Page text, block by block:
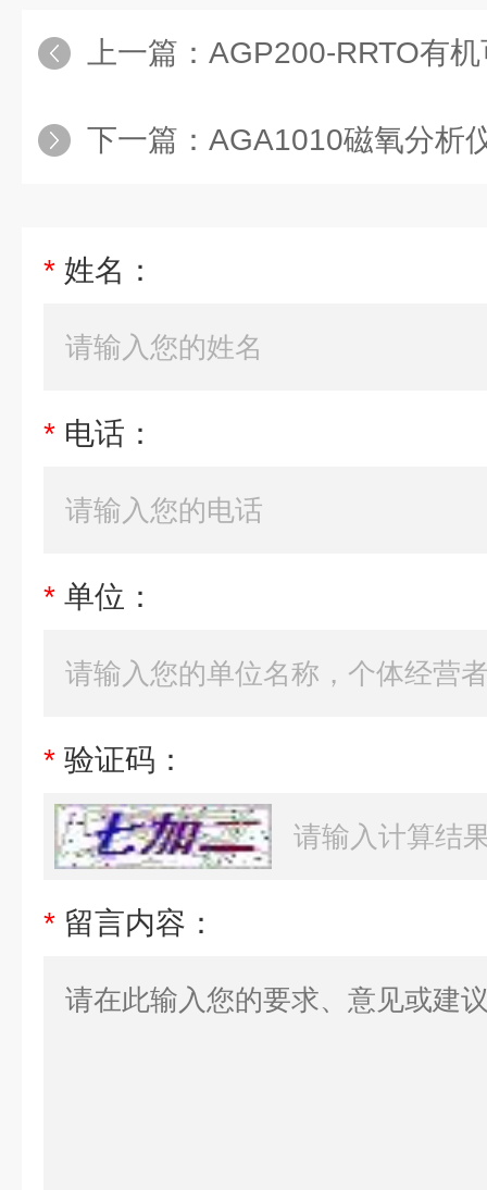
上一篇： AGP200-RRTO有机可燃气体
下一篇： AGA1010磁氧分析
* 姓名：
* 电话：
* 单位：
* 验证码：
* 留言内容：